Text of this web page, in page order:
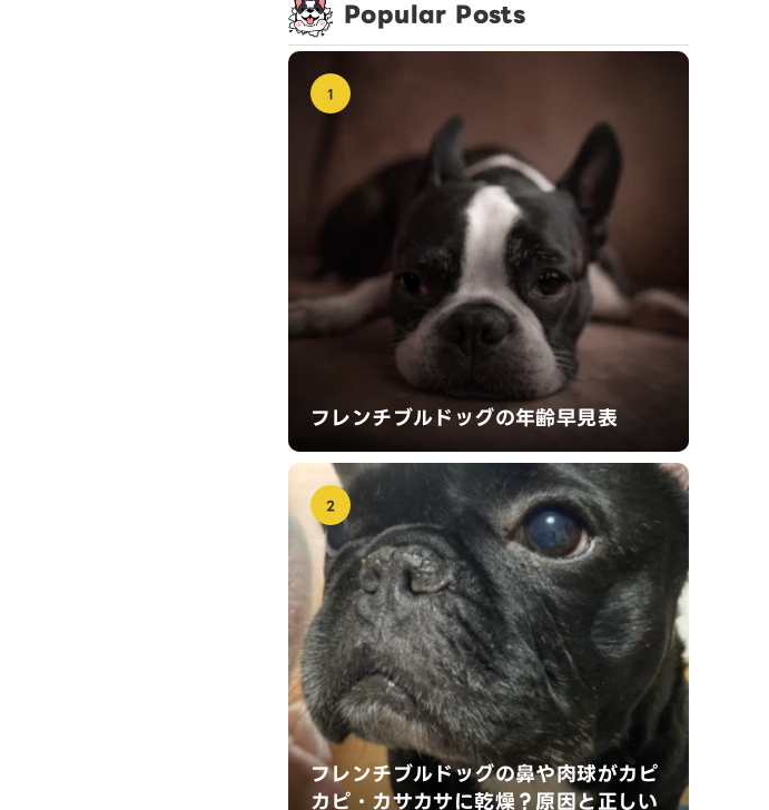
Popular Posts
1
フレンチブルドッグの年齢早見表
2
フレンチブルドッグの鼻や肉球がカピ
カピ・カサカサに乾燥？原因と正しい